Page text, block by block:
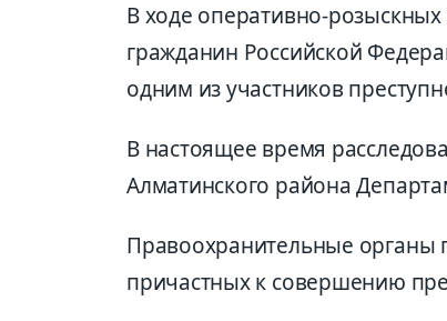
В ходе оперативно-
гражданин Российской
одним из участников
В настоящее время
Алматинского района
Правоохранительные органы
причастных к совершению